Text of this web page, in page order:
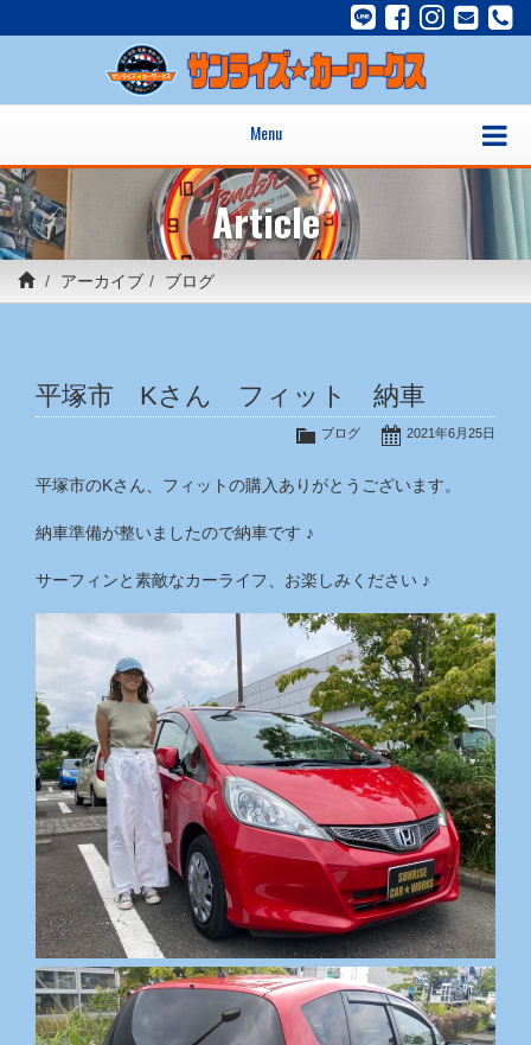
Menu
Article
アーカイブ ブログ
平塚市 Kさん フィット 納車
2021年6月25日
ブログ
平塚市のKさん、フィットの購入ありがとうございます。
納車準備が整いましたので納車です ♪
サーフィンと素敵なカーライフ、お楽しみください ♪